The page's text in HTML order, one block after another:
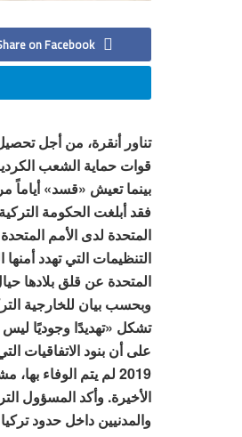
on Facebook
تناور أنقرة، من أجل
قوات حماية الشعب
بينما تعيش «قسد» أياماً
فقد أبلغت الحكومة
المتحدة لدى الأمم
التنظيمات التي تهدد
المتحدة عن قلق بلادها
وبحسب بيان للخارجية
تشكل «تهديدًا وجوديًا
على أن بنود الاتفاقيات
2019 لم يتم الوفاء
الأخيرة. وأكد المسؤول
والمدنيين داخل حدود